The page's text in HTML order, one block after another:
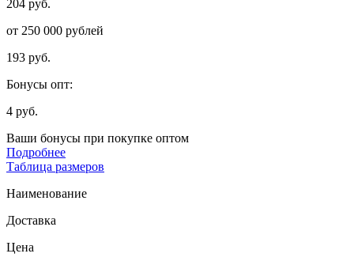
204 руб.
от 250 000 рублей
193 руб.
Бонусы опт:
4 руб.
Ваши бонусы при покупке оптом
Подробнее
Таблица размеров
Наименование
Доставка
Цена